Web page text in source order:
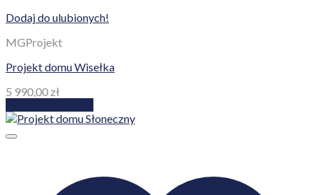
Dodaj do ulubionych!
MGProjekt
Projekt domu Wisełka
5 990,00 zł